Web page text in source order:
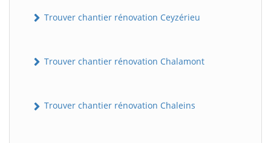
Trouver chantier rénovation Ceyzérieu
Trouver chantier rénovation Chalamont
Trouver chantier rénovation Chaleins